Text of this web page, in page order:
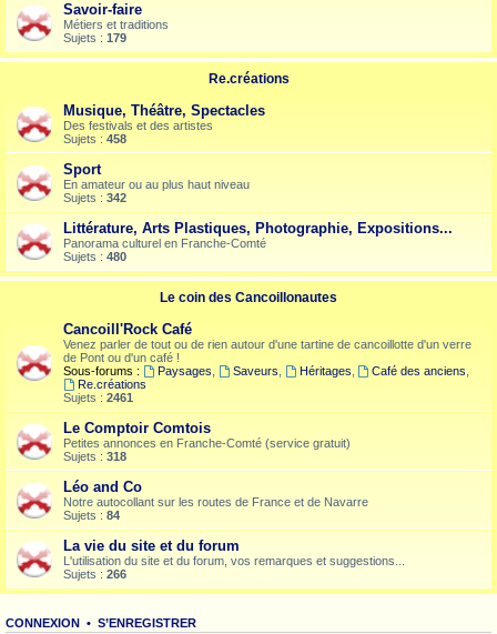
Savoir-faire
Métiers et traditions
Sujets : 179
Re.créations
Musique, Théâtre, Spectacles
Des festivals et des artistes
Sujets : 458
Sport
En amateur ou au plus haut niveau
Sujets : 342
Littérature, Arts Plastiques, Photographie, Expositions...
Panorama culturel en Franche-Comté
Sujets : 480
Le coin des Cancoillonautes
Cancoill'Rock Café
Venez parler de tout ou de rien autour d'une tartine de cancoillotte d'un verre
de Pont ou d'un café !
Sous-forums :
Paysages Saveurs Héritages Café des anciens
Re.créations
Sujets : 2461
Le Comptoir Comtois
Petites annonces en Franche-Comté (service gratuit)
Sujets : 318
Léo and Co
Notre autocollant sur les routes de France et de Navarre
Sujets : 84
La vie du site et du forum
L'utilisation du site et du forum, vos remarques et suggestions...
Sujets : 266
CONNEXION • S’ENREGISTRER